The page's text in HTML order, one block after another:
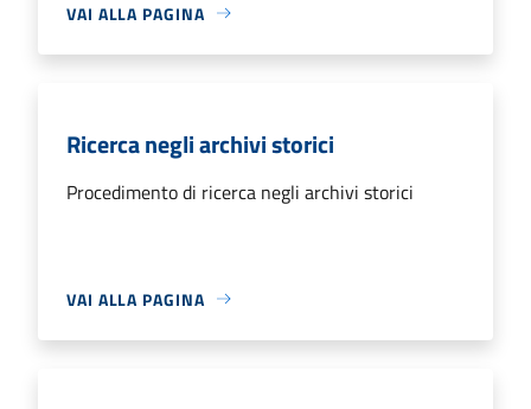
VAI ALLA PAGINA
Ricerca negli archivi storici
Procedimento di ricerca negli archivi storici
VAI ALLA PAGINA